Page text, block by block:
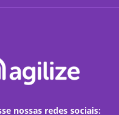
nossas redes sociais: